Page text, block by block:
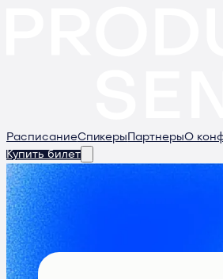
РасписаниеСпикеры ПартнерыО
Купить билет